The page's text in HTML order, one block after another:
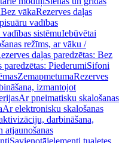
Bez vākaRezerves daļas
vadības
sistēmuIebūvētai
režīms, ar vāku /
daļas paredzētas: Bez
paredzētas: PiederumiSifoni
ZemapmetumaRezerves
izmantojot
Ar pneimatisku skalošanas
Ar elektronisku skalošanas
darbināšana,
atjaunošanas
Savienotājelementi tualetes